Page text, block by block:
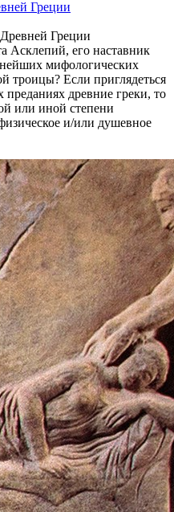
Греции
Асклепий, его наставник
мифологических
троицы? Если приглядеться
преданиях древние греки, то
или иной степени
и/или душевное